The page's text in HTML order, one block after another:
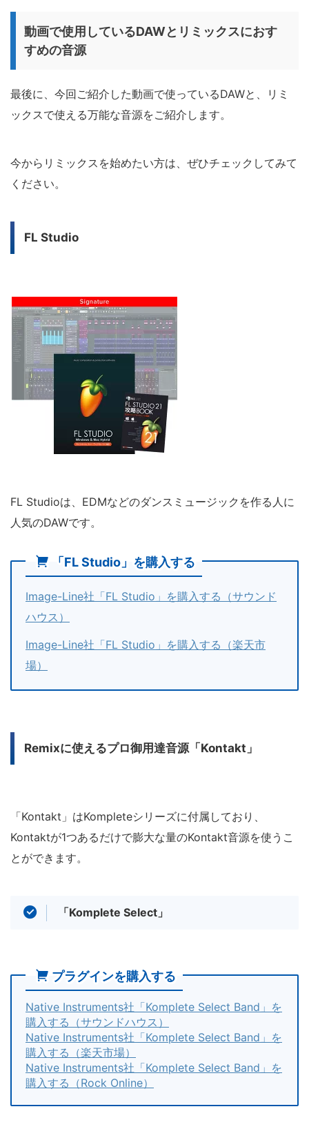
動画で使用しているDAWとリミックスにおす
すめの音源
最後に、今回ご紹介した動画で使っているDAWと、リミ
ックスで使える万能な音源をご紹介します。
今からリミックスを始めたい方は、ぜひチェックしてみて
ください。
FL Studio
FL Studioは、EDMなどのダンスミュージックを作る人に
人気のDAWです。
「FL Studio」を購入する
Image-Line社「FL Studio」を購入する（サウンド
ハウス）
Image-Line社「FL Studio」を購入する（楽天市
場）
Remixに使えるプロ御用達音源「Kontakt」
「Kontakt」はKompleteシリーズに付属しており、
Kontaktが1つあるだけで膨大な量のKontakt音源を使うこ
とができます。
「Komplete Select」
プラグインを購入する
Native Instruments社「Komplete Select Band」を
購入する（サウンドハウス）
Native Instruments社「Komplete Select Band」を
購入する（楽天市場）
Native Instruments社「Komplete Select Band」を
購入する（Rock Online）